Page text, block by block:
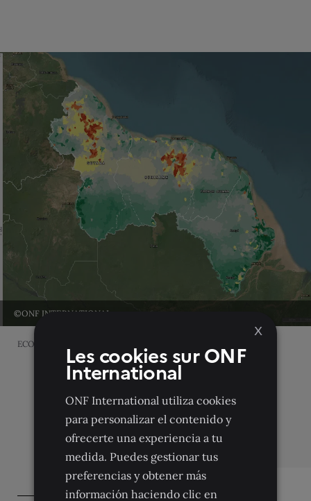
©ONF INTERNATIONAL
ECOSEO - Mapa
X
Les cookies sur ONF
International
ONF International utiliza cookies
para personalizar el contenido y
ofrecerte una experiencia a tu
medida. Puedes gestionar tus
preferencias y obtener más
información haciendo clic en